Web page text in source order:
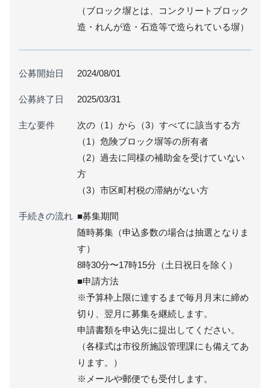
（ブロック塀とは、コンクリートブロック
造・れんが造・石造等で造られている塀）
公募開始日 2024/08/01
公募終了日 2025/03/31
主な要件
次の（1）から（3）すべてに該当する方
（1）危険ブロック塀等の所有者
（2）過去に同様の補助金を受けていない
方
（3）市区町村税の滞納がない方
手続きの流れ ■募集期間
随時募集（申込多数の場合は抽選となりま
す）
8時30分〜17時15分（土日祝日を除く）
■申請方法
※予算枠上限に達するまで毎月月末に締め
切り、翌月に募集を継続します。
申請書類を申込先に提出してください。
（各様式は市役所施設管理課にも備えてあ
ります。）
※メールや郵便でも受付します。